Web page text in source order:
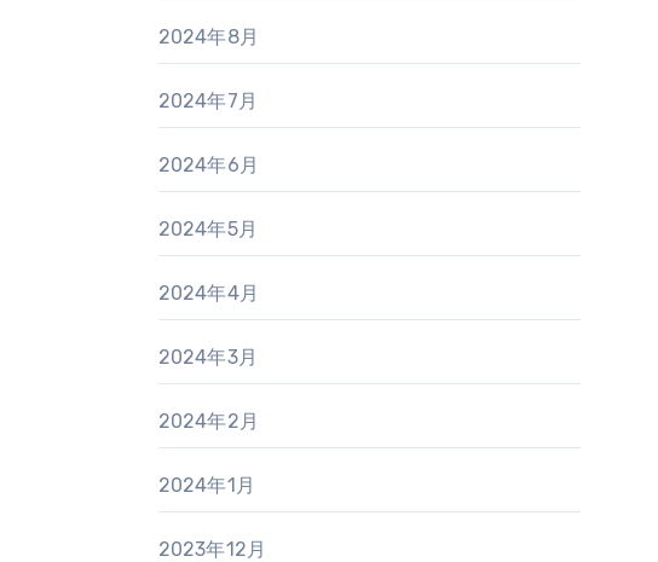
2024年8月
2024年7月
2024年6月
2024年5月
2024年4月
2024年3月
2024年2月
2024年1月
2023年12月